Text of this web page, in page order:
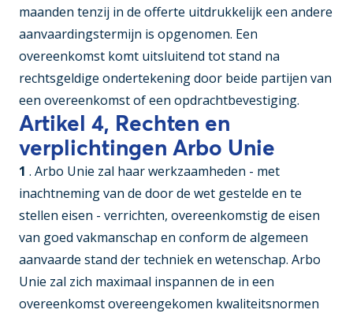
maanden tenzij in de offerte uitdrukkelijk een andere
aanvaardingstermijn is opgenomen. Een
overeenkomst komt uitsluitend tot stand na
rechtsgeldige ondertekening door beide partijen van
een overeenkomst of een opdrachtbevestiging.
Artikel 4, Rechten en
verplichtingen Arbo Unie
1 . Arbo Unie zal haar werkzaamheden - met
inachtneming van de door de wet gestelde en te
stellen eisen - verrichten, overeenkomstig de eisen
van goed vakmanschap en conform de algemeen
aanvaarde stand der techniek en wetenschap. Arbo
Unie zal zich maximaal inspannen de in een
overeenkomst overeengekomen kwaliteitsnormen